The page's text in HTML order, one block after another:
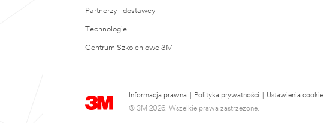
Partnerzy i dostawcy
Technologie
Centrum Szkoleniowe 3M
Informacja prawna Polityka prywatności
Ustawienia cookie
© 3M 2026. Wszelkie prawa zastrzeżone.